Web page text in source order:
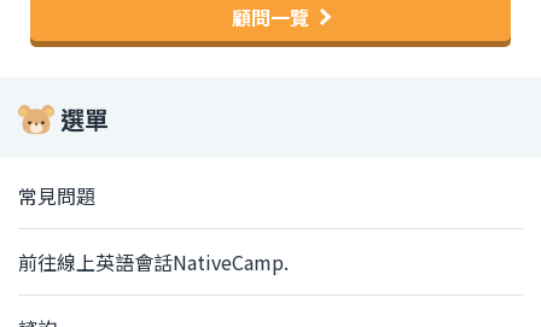
顧問一覽
選單
常見問題
前往線上英語會話NativeCamp.